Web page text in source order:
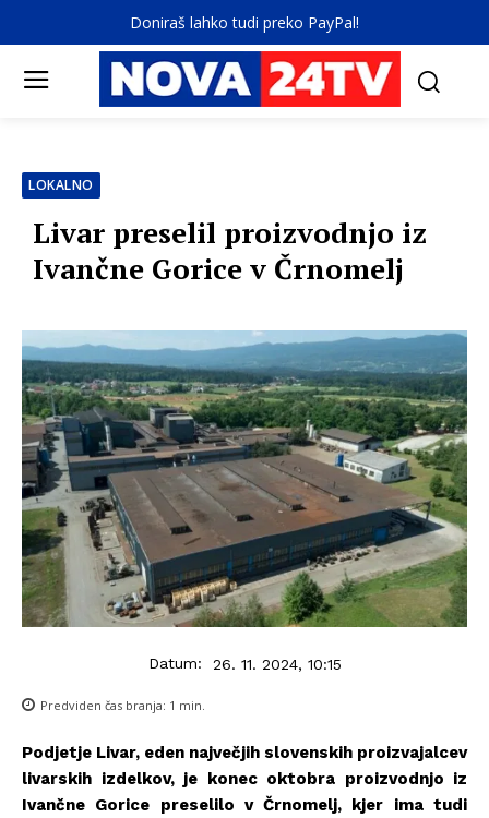
Doniraš lahko tudi preko PayPal!
LOKALNO
Livar preselil proizvodnjo iz
Ivančne Gorice v Črnomelj
Datum: 26. 11. 2024, 10:15
Predviden čas branja: 1 min.
Podjetje Livar, eden največjih slovenskih proizvajalcev
livarskih izdelkov, je konec oktobra proizvodnjo iz
Ivančne Gorice preselilo v Črnomelj, kjer ima tudi